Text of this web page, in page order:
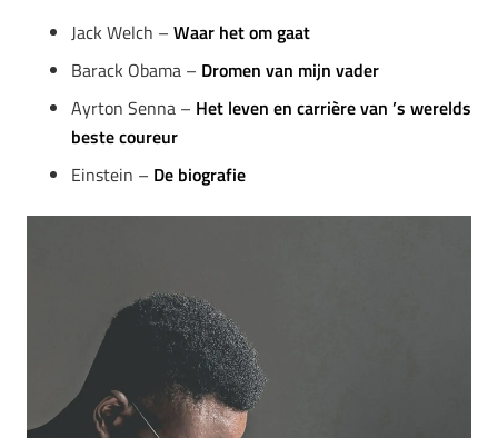
Jack Welch – Waar het om gaat
Barack Obama – Dromen van mijn vader
Ayrton Senna – Het leven en carrière van ’s werelds
beste coureur
Einstein – De biografie